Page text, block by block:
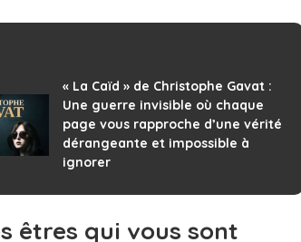
« La Caïd » de Christophe Gavat :
Une guerre invisible où chaque
page vous rapproche d’une vérité
dérangeante et impossible à
ignorer
êtres qui vous sont